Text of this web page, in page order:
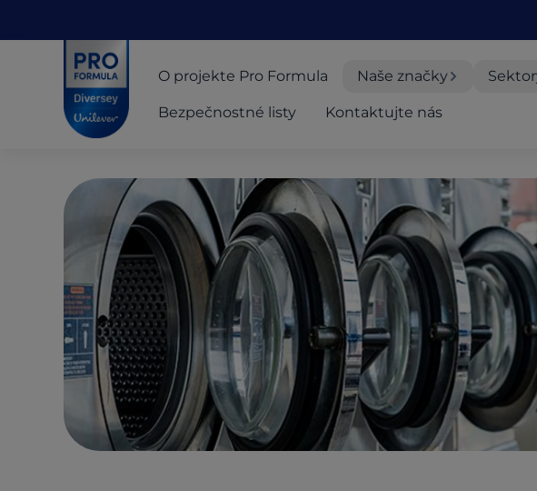
Pro Formula
O projekte Pro Formula
Naše značky
Bezpečnostné listy Kontaktujte nás